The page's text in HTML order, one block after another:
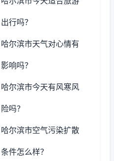
出行吗？
哈尔滨市天气对心情有
影响吗？
哈尔滨市今天有风寒风
险吗？
哈尔滨市空气污染扩散
条件怎么样？